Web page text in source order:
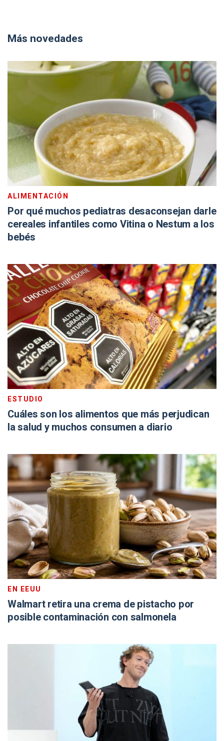
Más novedades
ALIMENTACIÓN
Por qué muchos pediatras desaconsejan darle
cereales infantiles como Vitina o Nestum a los
bebés
ESTUDIO
Cuáles son los alimentos que más perjudican
la salud y muchos consumen a diario
EN EEUU
Walmart retira una crema de pistacho por
posible contaminación con salmonela